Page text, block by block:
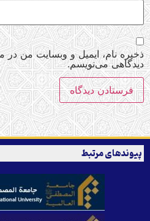
ذخیره نام، ایمیل و وبسایت من در
دیدگاهی می‌نویسم.
پیوندهای مرتبط